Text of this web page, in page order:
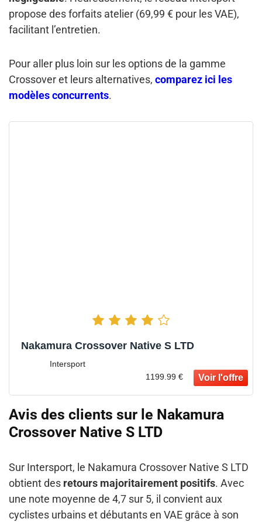
propose des forfaits atelier (69,99 € pour les VAE),
facilitant l’entretien.
Pour aller plus loin sur les options de la gamme
Crossover et leurs alternatives, comparez ici les
modèles concurrents.
Nakamura Crossover Native S LTD
Intersport
1199.99 €
Avis des clients sur le Nakamura
Crossover Native S LTD
Sur Intersport, le Nakamura Crossover Native S LTD
obtient des retours majoritairement positifs. Avec
une note moyenne de 4,7 sur 5, il convient aux
cyclistes urbains et débutants en VAE grâce à son